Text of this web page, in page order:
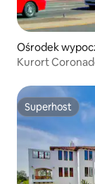
Ośrodek
Kurort
Superhost
Superhost